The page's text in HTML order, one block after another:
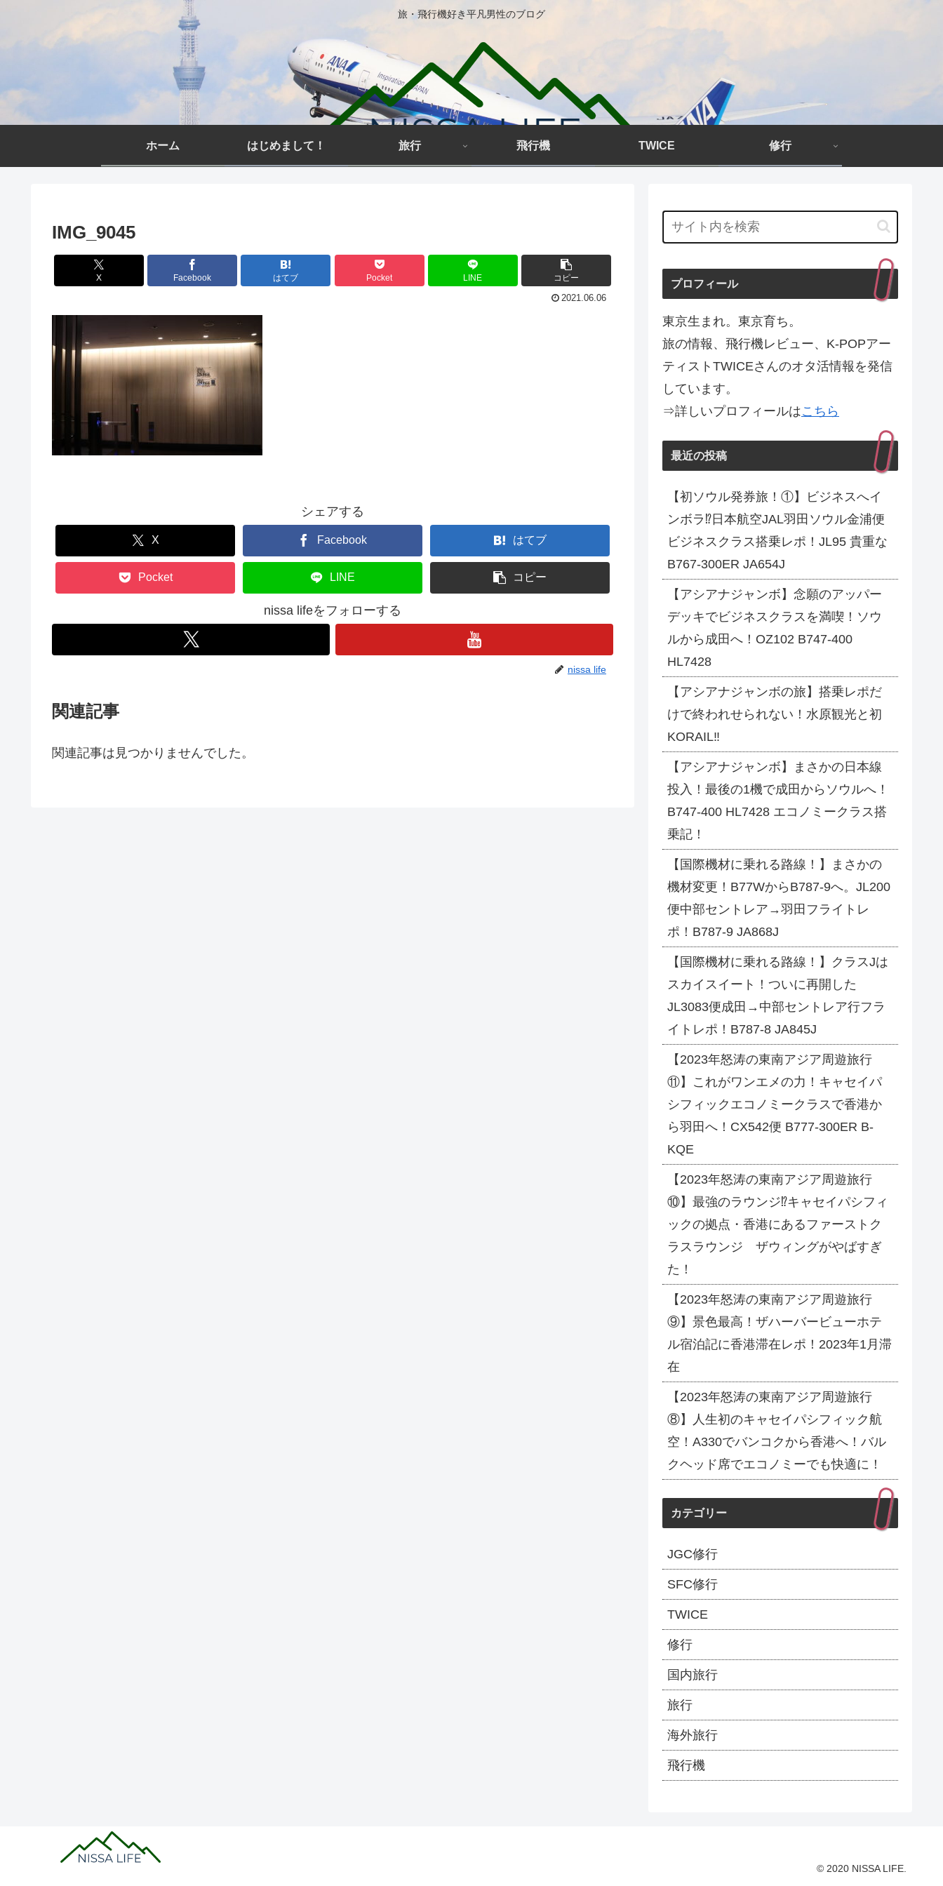
旅・飛行機好き平凡男性のブログ
ホーム はじめまして！ 旅行 飛行機 TWICE 修行
IMG_9045
X Facebook はてブ Pocket LINE コピー
2021.06.06
シェアする
X Facebook はてブ
Pocket LINE コピー
nissa lifeをフォローする
nissa life
関連記事
関連記事は見つかりませんでした。
プロフィール
東京生まれ。東京育ち。
旅の情報、飛行機レビュー、K-POPアー
ティストTWICEさんのオタ活情報を発信
しています。
⇒詳しいプロフィールはこちら
最近の投稿
【初ソウル発券旅！①】ビジネスへイ
ンボラ⁉日本航空JAL羽田ソウル金浦便
ビジネスクラス搭乗レポ！JL95 貴重な
B767-300ER JA654J
【アシアナジャンボ】念願のアッパー
デッキでビジネスクラスを満喫！ソウ
ルから成田へ！OZ102 B747-400
HL7428
【アシアナジャンボの旅】搭乗レポだ
けで終われせられない！水原観光と初
KORAIL‼
【アシアナジャンボ】まさかの日本線
投入！最後の1機で成田からソウルへ！
B747-400 HL7428 エコノミークラス搭
乗記！
【国際機材に乗れる路線！】まさかの
機材変更！B77WからB787-9へ。JL200
便中部セントレア→羽田フライトレ
ポ！B787-9 JA868J
【国際機材に乗れる路線！】クラスJは
スカイスイート！ついに再開した
JL3083便成田→中部セントレア行フラ
イトレポ！B787-8 JA845J
【2023年怒涛の東南アジア周遊旅行
⑪】これがワンエメの力！キャセイパ
シフィックエコノミークラスで香港か
ら羽田へ！CX542便 B777-300ER B-
KQE
【2023年怒涛の東南アジア周遊旅行
⑩】最強のラウンジ⁉キャセイパシフィ
ックの拠点・香港にあるファーストク
ラスラウンジ ザウィングがやばすぎ
た！
【2023年怒涛の東南アジア周遊旅行
⑨】景色最高！ザハーバービューホテ
ル宿泊記に香港滞在レポ！2023年1月滞
在
【2023年怒涛の東南アジア周遊旅行
⑧】人生初のキャセイパシフィック航
空！A330でバンコクから香港へ！バル
クヘッド席でエコノミーでも快適に！
カテゴリー
JGC修行
SFC修行
TWICE
修行
国内旅行
旅行
海外旅行
飛行機
© 2020 NISSA LIFE.